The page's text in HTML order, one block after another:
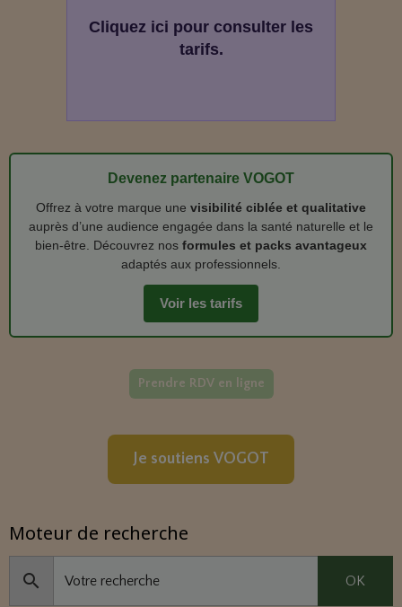
Cliquez ici pour consulter les
tarifs.
Devenez partenaire VOGOT
Offrez à votre marque une visibilité ciblée et qualitative
auprès d’une audience engagée dans la santé naturelle et le
bien‑être. Découvrez nos formules et packs avantageux
adaptés aux professionnels.
Voir les tarifs
Prendre RDV en ligne
Je soutiens VOGOT
Moteur de recherche
OK